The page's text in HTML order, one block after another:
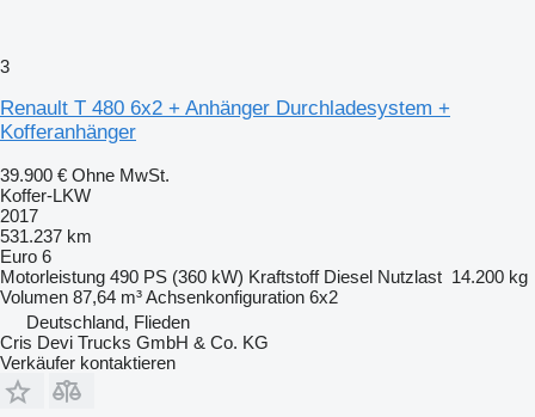
3
Renault T 480 6x2 + Anhänger Durchladesystem +
Kofferanhänger
39.900 € Ohne MwSt.
Koffer-LKW
2017
531.237 km
Euro 6
Motorleistung 490 PS (360 kW) Kraftstoff Diesel Nutzlast 14.200 kg
Volumen 87,64 m³Achsenkonfiguration 6x2
Deutschland, Flieden
Cris Devi Trucks GmbH & Co. KG
Verkäufer kontaktieren